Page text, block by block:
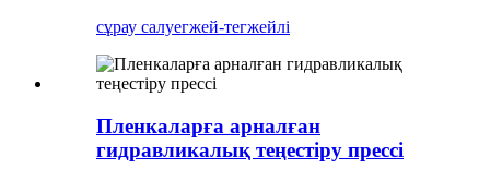
сұрау салуегжей-тегжейлі
Пленкаларға арналған
гидравликалық теңестіру прессі